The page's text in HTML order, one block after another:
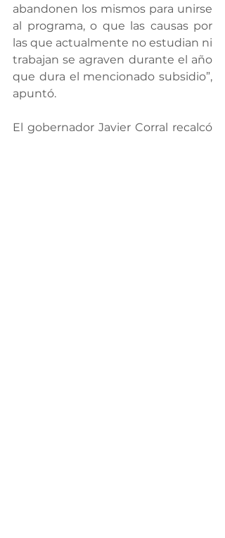
abandonen los mismos para unirse
al programa, o que las causas por
las que actualmente no estudian ni
trabajan se agraven durante el año
que dura el mencionado subsidio”,
apuntó.
El gobernador Javier Corral recalcó